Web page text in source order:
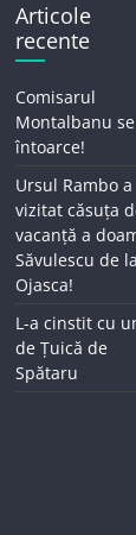
Articole
recente
Comisarul
Montalbanu se
întoarce!
Ursul Rambo a
vizitat căsuța
vacanță a
Săvulescu de la
Ojasca!
L-a cinstit cu
de Țuică de
Spătaru